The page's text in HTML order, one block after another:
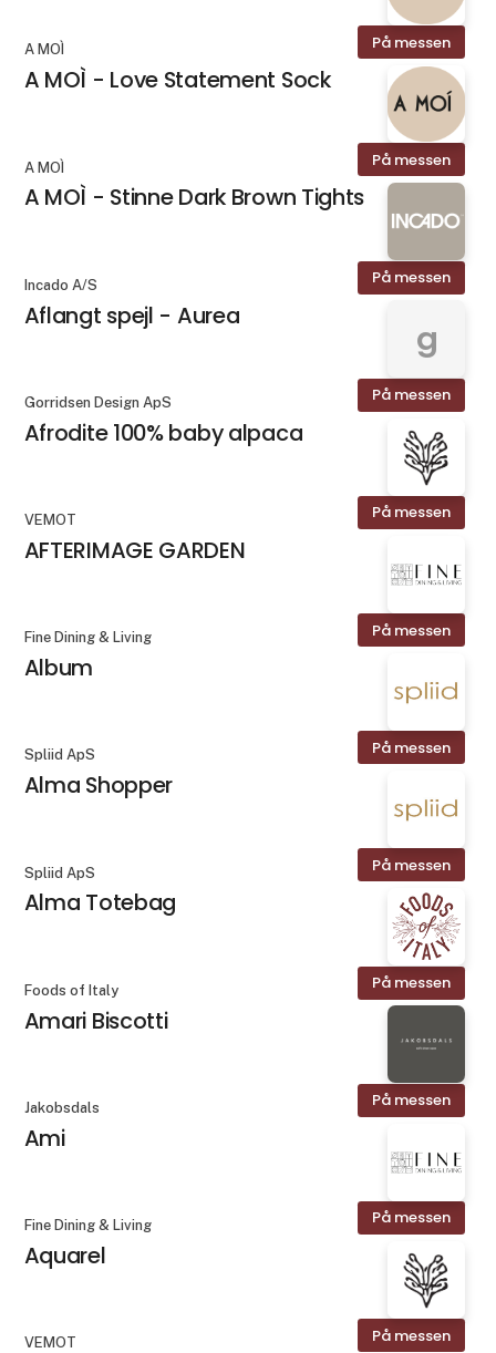
På messen
A MOÌ
A MOÌ - Love Statement Sock
På messen
A MOÌ
A MOÌ - Stinne Dark Brown Tights
På messen
Incado A/S
Aflangt spejl - Aurea
På messen
g
Gorridsen Design ApS
Afrodite 100% baby alpaca
På messen
VEMOT
AFTERIMAGE GARDEN
På messen
Fine Dining & Living
Album
På messen
Spliid ApS
Alma Shopper
På messen
Spliid ApS
Alma Totebag
På messen
Foods of Italy
Amari Biscotti
På messen
Jakobsdals
Ami
På messen
Fine Dining & Living
Aquarel
På messen
VEMOT